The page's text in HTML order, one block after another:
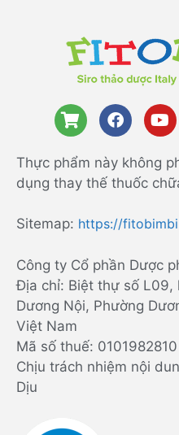
Thực phẩm này không
dụng thay thế thuốc
Sitemap: https://
Công ty Cổ phần Dược
Địa chỉ: Biệt thự số L09,
Dương Nội, Phường
Việt Nam
Mã số thuế: 0101982810
Chịu trách nhiệm nội
Dịu